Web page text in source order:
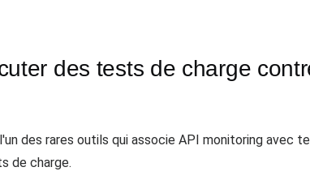
des tests de charge
des rares outils qui associe API monitoring
de charge.